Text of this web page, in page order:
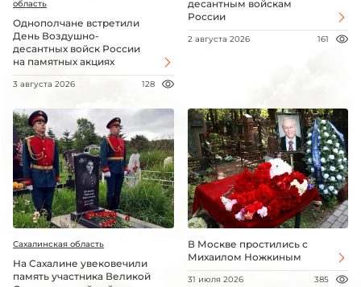
область
Однополчане встретили
День Воздушно-
десантных войск России
на памятных акциях
3 августа 2026 128
десантным войскам
России
2 августа 2026 161
Сахалинская область
На Сахалине увековечили
память участника Великой
В Москве простились с
Михаилом Ножкиным
31 июля 2026 385